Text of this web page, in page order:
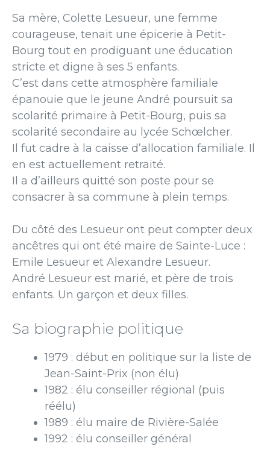
Sa mère, Colette Lesueur, une femme
courageuse, tenait une épicerie à Petit-
Bourg tout en prodiguant une éducation
stricte et digne à ses 5 enfants.
C’est dans cette atmosphère familiale
épanouie que le jeune André poursuit sa
scolarité primaire à Petit-Bourg, puis sa
scolarité secondaire au lycée Schœlcher.
Il fut cadre à la caisse d’allocation familiale. Il
en est actuellement retraité.
Il a d’ailleurs quitté son poste pour se
consacrer à sa commune à plein temps.
Du côté des Lesueur ont peut compter deux
ancêtres qui ont été maire de Sainte-Luce :
Emile Lesueur et Alexandre Lesueur.
André Lesueur est marié, et père de trois
enfants. Un garçon et deux filles.
Sa biographie politique
1979 : début en politique sur la liste de
Jean-Saint-Prix (non élu)
1982 : élu conseiller régional (puis
réélu)
1989 : élu maire de Rivière-Salée
1992 : élu conseiller général